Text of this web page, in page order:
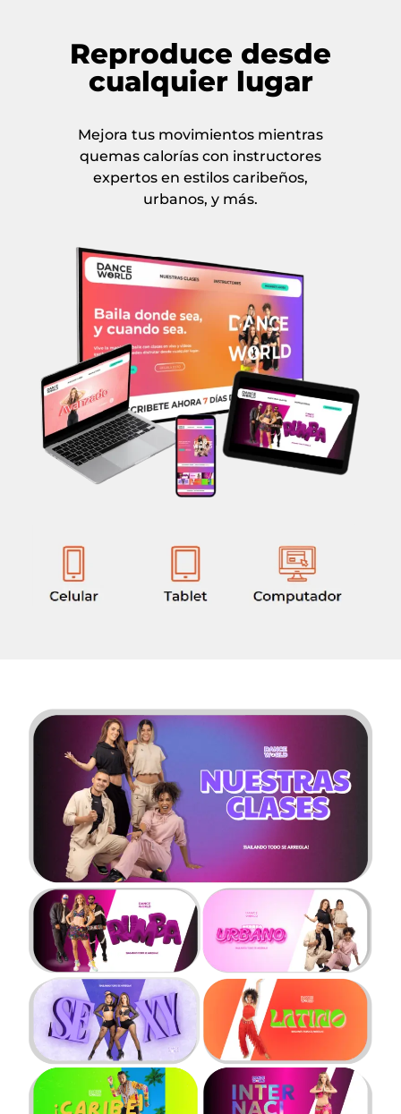
Reproduce desde
cualquier lugar
Mejora tus movimientos mientras
quemas calorías con instructores
expertos en estilos caribeños,
urbanos, y más.